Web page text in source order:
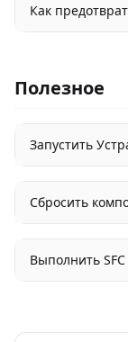
Как
Полезное
Запустить
Сбросить
Выполнить